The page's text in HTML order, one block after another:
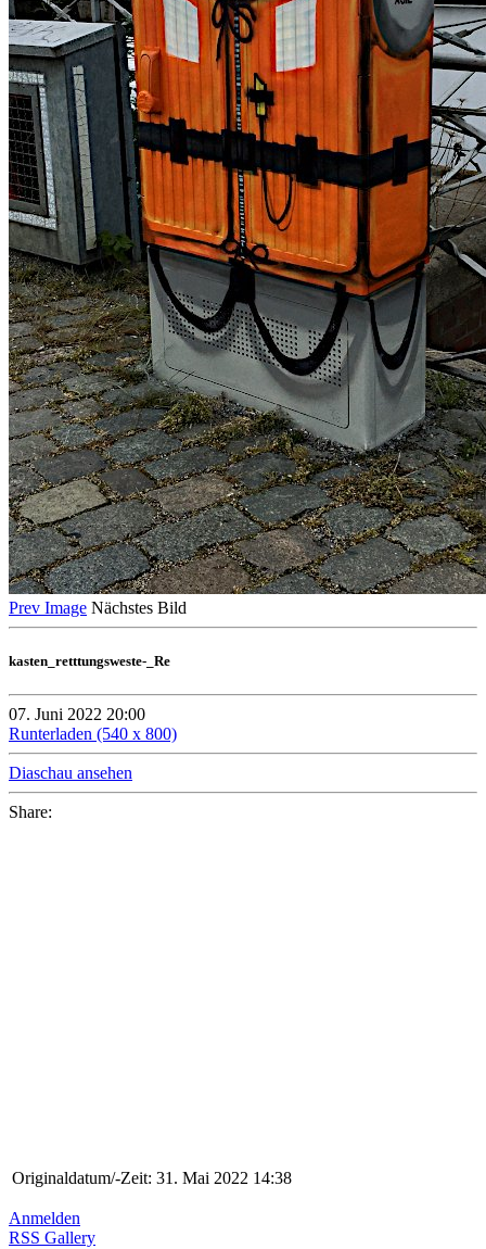
Prev Image Nächstes Bild
kasten_retttungsweste-_Re
07. Juni 2022 20:00
Runterladen (540 x 800)
Diaschau ansehen
Share:
Originaldatum/-Zeit: 31. Mai 2022 14:38
Anmelden
RSS Gallery